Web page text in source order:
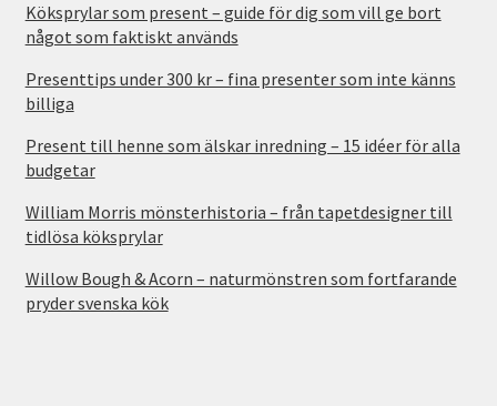
Köksprylar som present – guide för dig som vill ge bort
något som faktiskt används
Presenttips under 300 kr – fina presenter som inte känns
billiga
Present till henne som älskar inredning – 15 idéer för alla
budgetar
William Morris mönsterhistoria – från tapetdesigner till
tidlösa köksprylar
Willow Bough & Acorn – naturmönstren som fortfarande
pryder svenska kök